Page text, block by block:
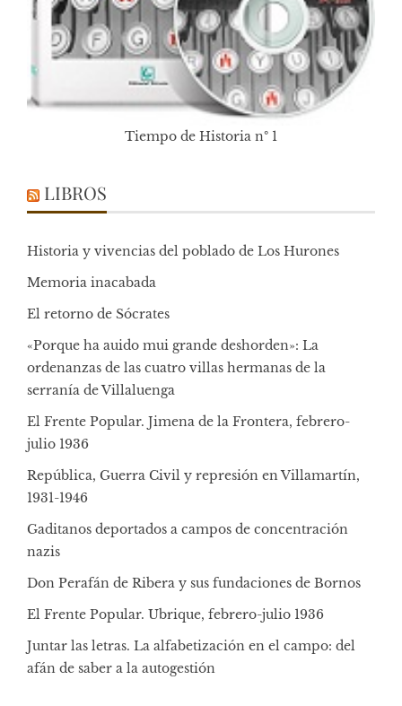
Tiempo de Historia nº 1
LIBROS
Historia y vivencias del poblado de Los Hurones
Memoria inacabada
El retorno de Sócrates
«Porque ha auido mui grande deshorden»: La
ordenanzas de las cuatro villas hermanas de la
serranía de Villaluenga
El Frente Popular. Jimena de la Frontera, febrero-
julio 1936
República, Guerra Civil y represión en Villamartín,
1931-1946
Gaditanos deportados a campos de concentración
nazis
Don Perafán de Ribera y sus fundaciones de Bornos
El Frente Popular. Ubrique, febrero-julio 1936
Juntar las letras. La alfabetización en el campo: del
afán de saber a la autogestión